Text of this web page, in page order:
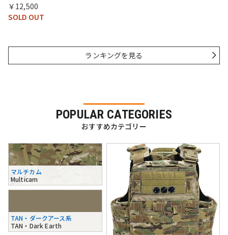
￥12,500
SOLD OUT
ランキングを見る
POPULAR CATEGORIES
おすすめカテゴリー
マルチカム
Multicam
TAN・ダークアース系
TAN・Dark Earth